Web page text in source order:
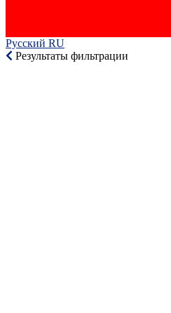
Русский RU‎
Результаты фильтрации